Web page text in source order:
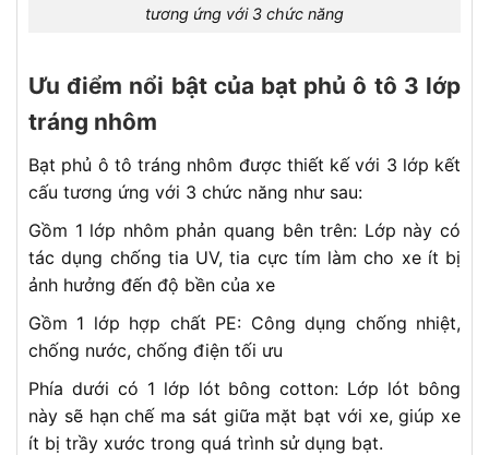
tương ứng với 3 chức năng
Ưu điểm nổi bật của bạt phủ ô tô 3 lớp
tráng nhôm
Bạt phủ ô tô tráng nhôm được thiết kế với 3 lớp kết
cấu tương ứng với 3 chức năng như sau:
Gồm 1 lớp nhôm phản quang bên trên: Lớp này có
tác dụng chống tia UV, tia cực tím làm cho xe ít bị
ảnh hưởng đến độ bền của xe
Gồm 1 lớp hợp chất PE: Công dụng chống nhiệt,
chống nước, chống điện tối ưu
Phía dưới có 1 lớp lót bông cotton: Lớp lót bông
này sẽ hạn chế ma sát giữa mặt bạt với xe, giúp xe
ít bị trầy xước trong quá trình sử dụng bạt.